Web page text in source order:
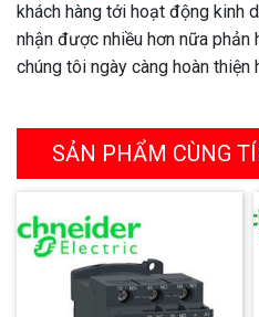
khách hàng tới hoạt động kinh
nhận được nhiều hơn nữa
chúng tôi ngày càng hoàn thiện
SẢN PHẨM CÙNG